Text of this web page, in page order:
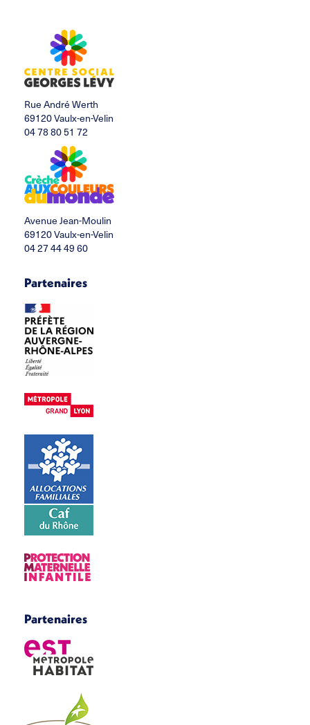
Rue André Werth
69120 Vaulx-en-Velin
04 78 80 51 72
Avenue Jean-Moulin
69120 Vaulx-en-Velin
04 27 44 49 60
Partenaires
Partenaires